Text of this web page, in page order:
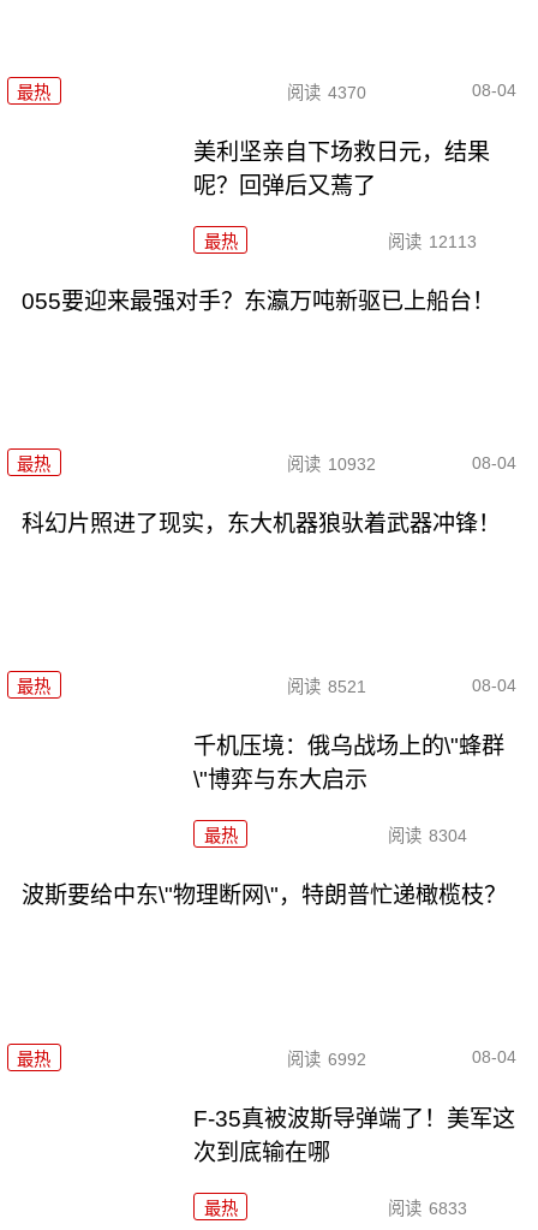
最热 阅读 4370 08-04
美利坚亲自下场救日元，结果
呢？回弹后又蔫了
最热 阅读 12113
055要迎来最强对手？东瀛万吨新驱已上船台！
最热 阅读 10932 08-04
科幻片照进了现实，东大机器狼驮着武器冲锋！
最热 阅读 8521 08-04
千机压境：俄乌战场上的\"蜂群
\"博弈与东大启示
最热 阅读 8304
波斯要给中东\"物理断网\"，特朗普忙递橄榄枝？
最热 阅读 6992 08-04
F-35真被波斯导弹端了！美军这
次到底输在哪
最热 阅读 6833